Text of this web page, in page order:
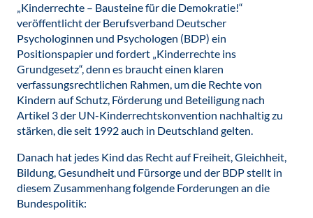
„Kinderrechte – Bausteine für die Demokratie!“
veröffentlicht der Berufsverband Deutscher
Psychologinnen und Psychologen (BDP) ein
Positionspapier und fordert „Kinderrechte ins
Grundgesetz“, denn es braucht einen klaren
verfassungsrechtlichen Rahmen, um die Rechte von
Kindern auf Schutz, Förderung und Beteiligung nach
Artikel 3 der UN-Kinderrechtskonvention nachhaltig zu
stärken, die seit 1992 auch in Deutschland gelten.
Danach hat jedes Kind das Recht auf Freiheit, Gleichheit,
Bildung, Gesundheit und Fürsorge und der BDP stellt in
diesem Zusammenhang folgende Forderungen an die
Bundespolitik: